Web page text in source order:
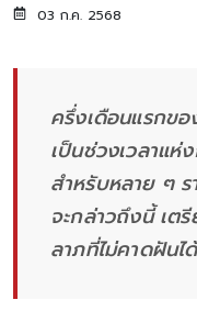
03 ก.ค. 2568
ครึ่งเดือนแรกข
เป็นช่วงเวลาแห่
สำหรับหลาย ๆ ร
จะกล่าวถึงนี้ เต
ลาภที่ไม่คาดฝันไ